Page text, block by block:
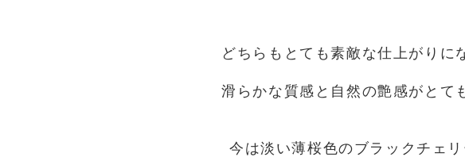
どちらもとても素敵な仕上がりに
滑らかな質感と自然の艶感がとて
今は淡い薄桜色のブラックチェ